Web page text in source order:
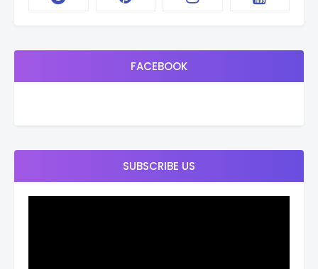
FACEBOOK
SUBSCRIBE US